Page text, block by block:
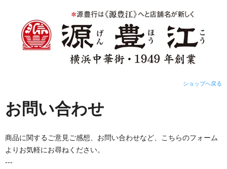
ショップへ戻る
お問い合わせ
商品に関するご意見ご感想、お問い合わせなど、こちらのフォーム
よりお気軽にお尋ねください。
---